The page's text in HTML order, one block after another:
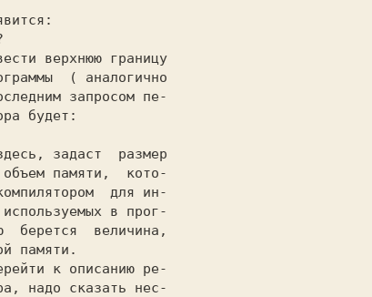
( аналогично
запросом пе-
памяти,  кото-
для ин-
в прог-
берется  величина,
памяти.
надо сказать нес-